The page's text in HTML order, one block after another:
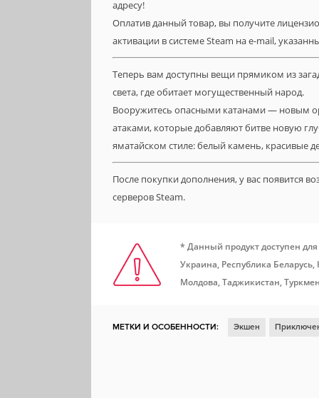
адресу!
Оплатив данный товар, вы получите
активации в системе Steam на e-mail,
Теперь вам доступны вещи прямиком из
света, где обитает могущественный народ.
Вооружитесь опасными катанами — новым
атаками, которые добавляют битве новую
яматайском стиле: белый камень, красивые
После покупки дополнения, у вас появится
серверов Steam.
* Данный продукт доступен
Украина, Республика
Молдова, Таджикистан,
МЕТКИ И ОСОБЕННОСТИ: Экшен